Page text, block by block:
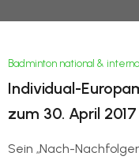
Badminton national &
Individual-
zum 30. April
Sein „Nach-